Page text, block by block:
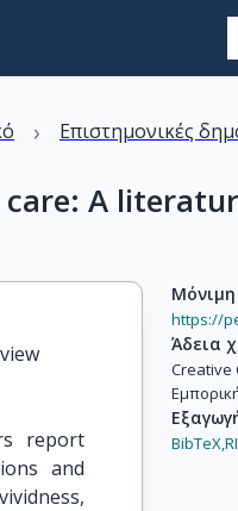
› Επιστημονικές
A
report
and
https://
Άδεια
Creative
BibTeX,